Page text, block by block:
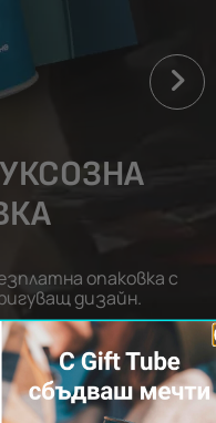
опаковка с
дизайн.